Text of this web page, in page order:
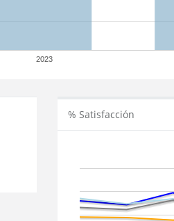
2023
% Satisfacción